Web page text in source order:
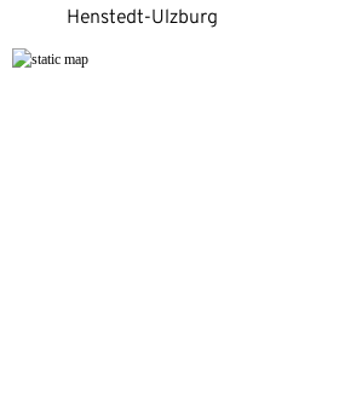
Henstedt-Ulzburg